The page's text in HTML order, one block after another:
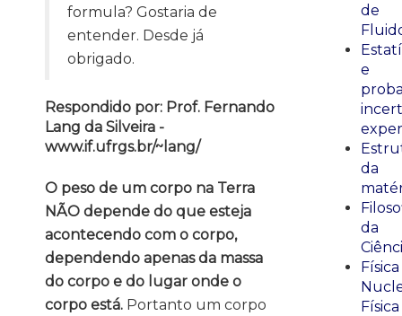
formula? Gostaria de
entender. Desde já
obrigado.
Respondido por: Prof. Fernando
Lang da Silveira -
www.if.ufrgs.br/~lang/
O peso de um corpo na Terra
NÃO depende do que esteja
acontecendo com o corpo,
dependendo apenas da massa
do corpo e do lugar onde o
corpo está. Portanto um corpo
de
e
da
da
Física
Física